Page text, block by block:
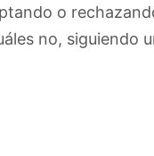
o
no, siguiendo